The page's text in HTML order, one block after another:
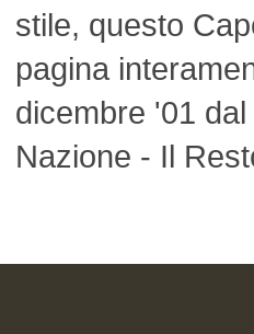
stile, questo
pagina
dicembre '01
Nazione - Il